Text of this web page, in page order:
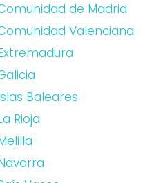
de Madrid
Valenciana
Baleares
Rioja